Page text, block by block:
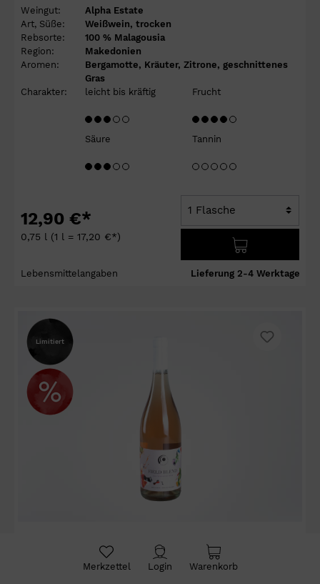
Merkzettel Login Warenkorb
Weingut:
Alpha Estate
Art, Süße:
Weißwein, trocken
Rebsorte:
100 % Malagousia
Region:
Makedonien
Aromen:
Bergamotte, Kräuter, Zitrone, geschnittenes
Gras
Charakter:
leicht bis kräftig Frucht
Säure Tannin
12,90 €*
0,75 l (1 l = 17,20 €*)
Lebensmittelangaben Lieferung 2-4 Werktage
Limitiert